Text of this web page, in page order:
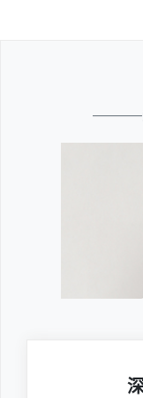
————